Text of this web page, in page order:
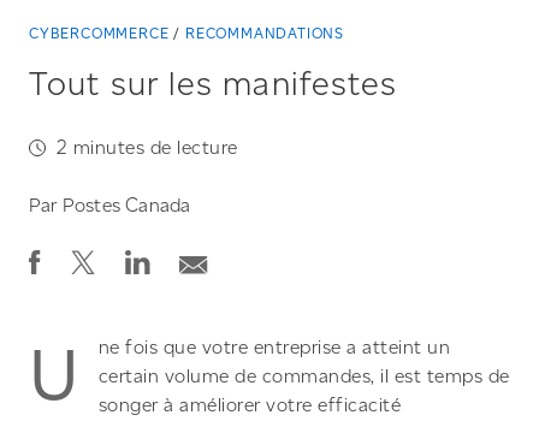
CYBERCOMMERCE RECOMMANDATIONS
Tout sur les manifestes
2 minutes de lecture
Par Postes Canada
U
ne fois que votre entreprise a atteint un
certain volume de commandes, il est temps de
songer à améliorer votre efficacité